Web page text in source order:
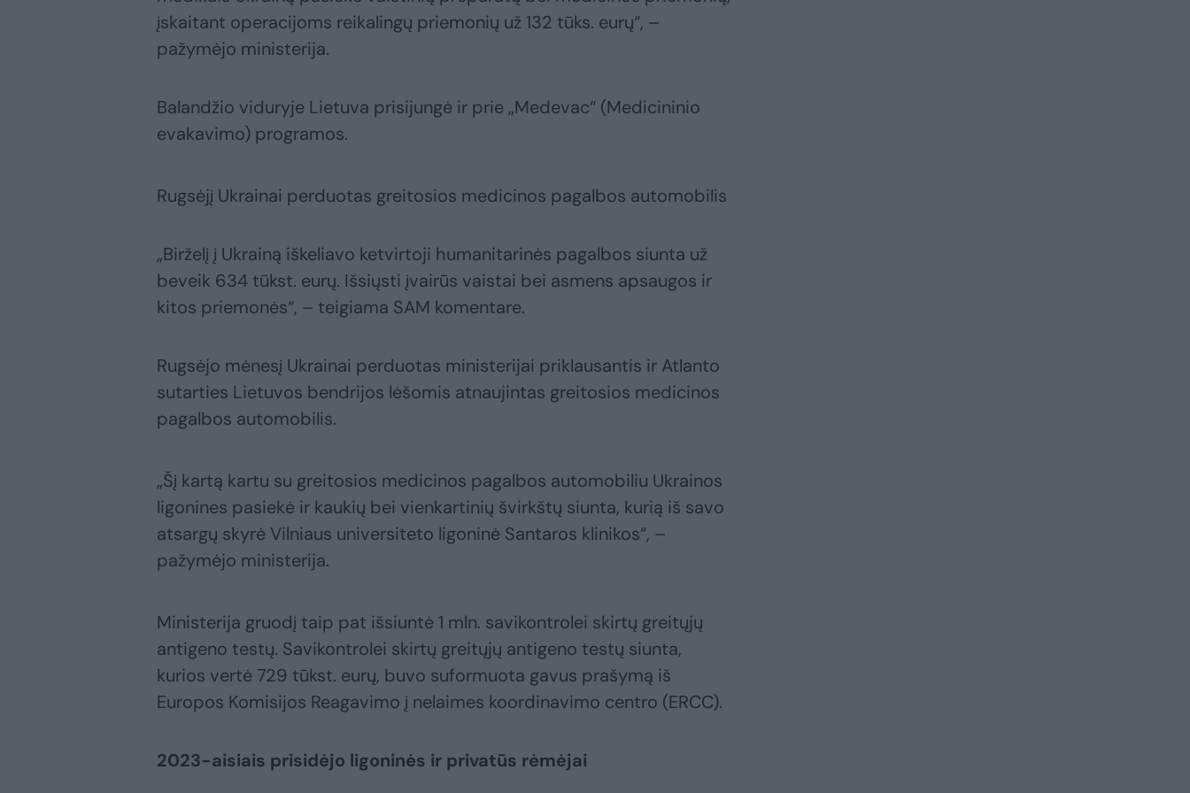
įskaitant operacijoms reikalingų priemonių už 132 tūks. eurų“, –
pažymėjo ministerija.
Balandžio viduryje Lietuva prisijungė ir prie „Medevac“ (Medicininio
evakavimo) programos.
Rugsėjį Ukrainai perduotas greitosios medicinos pagalbos automobilis
„Birželį į Ukrainą iškeliavo ketvirtoji humanitarinės pagalbos siunta už
beveik 634 tūkst. eurų. Išsiųsti įvairūs vaistai bei asmens apsaugos ir
kitos priemonės“, – teigiama SAM komentare.
Rugsėjo mėnesį Ukrainai perduotas ministerijai priklausantis ir Atlanto
sutarties Lietuvos bendrijos lėšomis atnaujintas greitosios medicinos
pagalbos automobilis.
„Šį kartą kartu su greitosios medicinos pagalbos automobiliu Ukrainos
ligonines pasiekė ir kaukių bei vienkartinių švirkštų siunta, kurią iš savo
atsargų skyrė Vilniaus universiteto ligoninė Santaros klinikos“, –
pažymėjo ministerija.
Ministerija gruodį taip pat išsiuntė 1 mln. savikontrolei skirtų greitųjų
antigeno testų. Savikontrolei skirtų greitųjų antigeno testų siunta,
kurios vertė 729 tūkst. eurų, buvo suformuota gavus prašymą iš
Europos Komisijos Reagavimo į nelaimes koordinavimo centro (ERCC).
2023-aisiais prisidėjo ligoninės ir privatūs rėmėjai